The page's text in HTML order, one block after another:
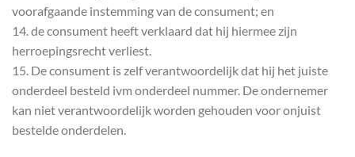
voorafgaande instemming van de consument; en
14. de consument heeft verklaard dat hij hiermee zijn
herroepingsrecht verliest.
15. De consument is zelf verantwoordelijk dat hij het juiste
onderdeel besteld ivm onderdeel nummer. De ondernemer
kan niet verantwoordelijk worden gehouden voor onjuist
bestelde onderdelen.